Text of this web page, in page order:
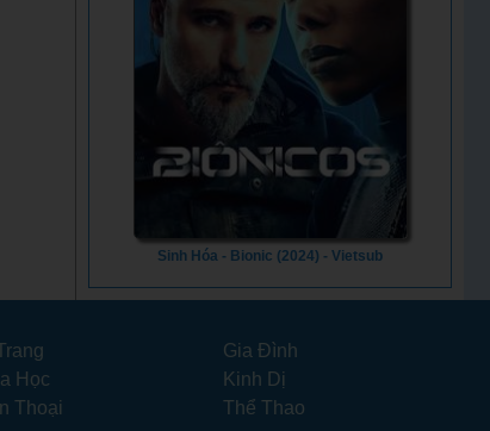
Sinh Hóa - Bionic (2024) - Vietsub
Gia Đình
Học
Kinh Dị
Thoại
Thể Thao